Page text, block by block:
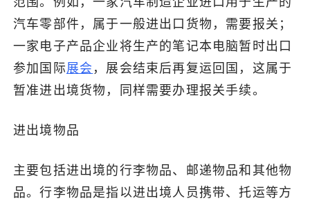
汽车零部件，属于一般进出口货物，需要报关；
一家电子产品企业将生产的笔记本电脑暂时出口
参加国际展会 ，展会结束后再复运回国，这属于
暂准进出境货物，同样需要办理报关手续。
进出境物品
主要包括进出境的行李物品、邮递物品和其他物
品。行李物品是指以进出境人员携带、托运等方